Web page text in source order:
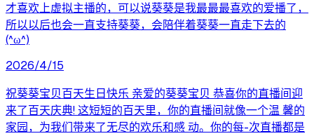
才喜欢上虚拟主播的，可以说葵葵是我最最最喜欢的爱播了，
所以以后也会一直支持葵葵，会陪伴着葵葵一直走下去的
(^ω^)
2026/4/15
祝葵葵宝贝百天生日快乐 亲爱的葵葵宝贝 恭喜你的直播间迎
来了百天庆典! 这短短的百天里，你的直播间就像一个温 馨的
家园，为我们带来了无尽的欢乐和感 动。你的每-次直播都是